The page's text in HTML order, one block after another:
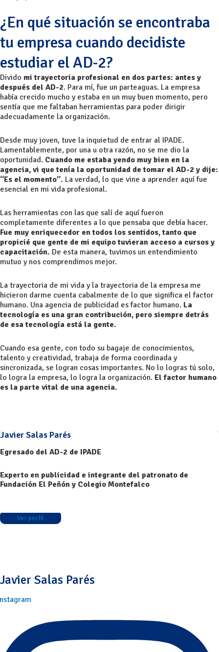
¿En qué situación se encontraba
tu empresa cuando decidiste
estudiar el AD-2?
Divido mi trayectoria profesional en dos partes: antes y
después del AD-2. Para mí, fue un parteaguas. La empresa
había crecido mucho y estaba en un muy buen momento, pero
sentía que me faltaban herramientas para poder dirigir
adecuadamente la organización.
Desde muy joven, tuve la inquietud de entrar al IPADE.
Lamentablemente, por una u otra razón, no se me dio la
oportunidad. Cuando me estaba yendo muy bien en la
agencia, vi que tenía la oportunidad de tomar el AD-2 y dije:
“Es el momento”. La verdad, lo que vine a aprender aquí fue
esencial en mi vida profesional.
Las herramientas con las que salí de aquí fueron
completamente diferentes a lo que pensaba que debía hacer.
Fue muy enriquecedor en todos los sentidos, tanto que
propicié que gente de mi equipo tuvieran acceso a cursos y
capacitación. De esta manera, tuvimos un entendimiento
mutuo y nos comprendimos mejor.
La trayectoria de mi vida y la trayectoria de la empresa me
hicieron darme cuenta cabalmente de lo que significa el factor
humano. Una agencia de publicidad es factor humano. La
tecnología es una gran contribución, pero siempre detrás
de esa tecnología está la gente.
Cuando esa gente, con todo su bagaje de conocimientos,
talento y creatividad, trabaja de forma coordinada y
sincronizada, se logran cosas importantes. No lo logras tú solo,
lo logra la empresa, lo logra la organización. El factor humano
es la parte vital de una agencia.
Javier Salas Parés
Egresado del AD-2 de IPADE
Experto en publicidad e integrante del patronato de
Fundación El Peñón y Colegio Montefalco
Ver perfil
Javier Salas Parés